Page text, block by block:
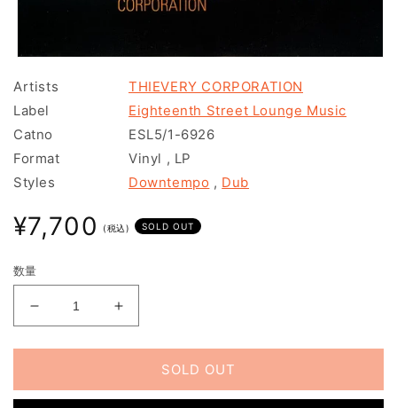
ー
ル
で
メ
デ
ィ
ア
を
開
Artists
THIEVERY CORPORATION
Label
Eighteenth Street Lounge Music
Catno
ESL5/1-6926
Format
Vinyl , LP
Styles
Downtempo , Dub
通
常
価
格
¥7,700 (税込) SOLD OUT
数量
SOUNDS
FROM
THE
HI-
SOUNDS
FROM
THE
THIEVERY
HI-
SOLD OUT